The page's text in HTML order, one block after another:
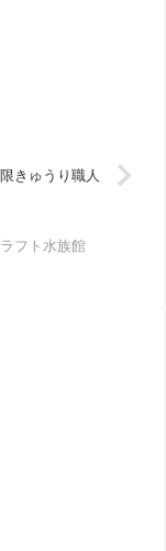
きゅうり職人
フト水族館